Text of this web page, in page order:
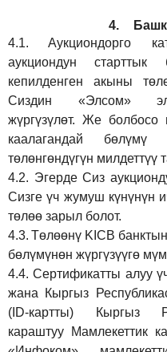
4.
4.1.
Аукциондорго
аукциондун
кепилденген акыны
Сиздин «Элсом»
жүргүзүлөт. Же
каалагандай
төлөнгөндүгүн милдеттүү
4.2. Эгерде Сиз
Сизге үч жумуш күнүнүн
төлөө зарыл болот.
4.3. Төлөөнү KICB
бөлүмүнөн жүргүзүүгө
4.4.Сертификатты алуу
жана Кыргыз
(ID-картты) Кыргыз
караштуу Мамлекеттик